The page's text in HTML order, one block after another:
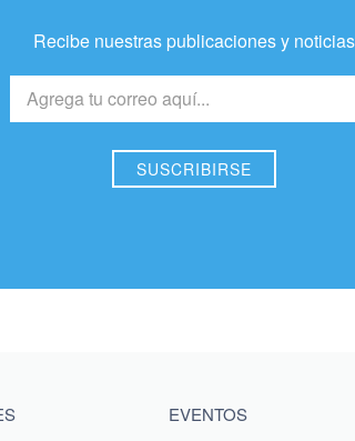
Recibe nuestras publicaciones y noticias
EVENTOS